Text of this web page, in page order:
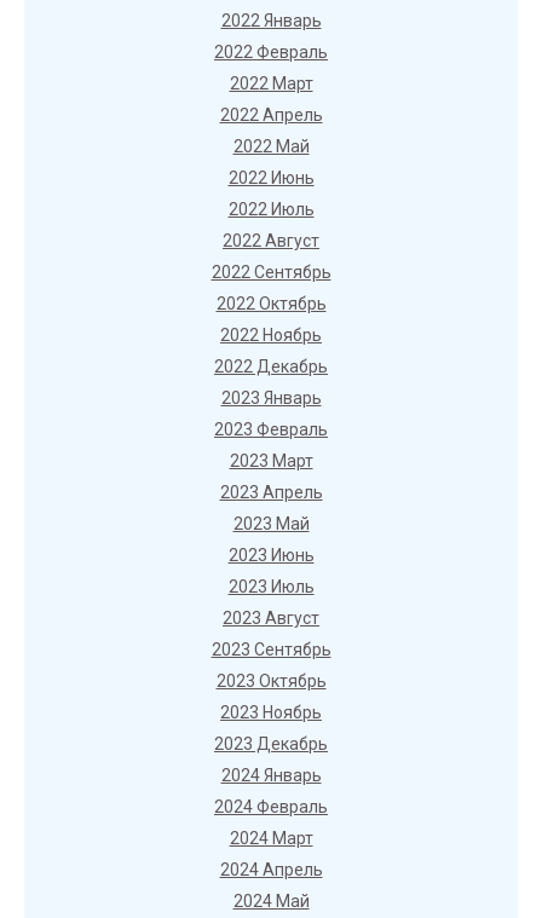
2022 Январь
2022 Февраль
2022 Март
2022 Апрель
2022 Май
2022 Июнь
2022 Июль
2022 Август
2022 Сентябрь
2022 Октябрь
2022 Ноябрь
2022 Декабрь
2023 Январь
2023 Февраль
2023 Март
2023 Апрель
2023 Май
2023 Июнь
2023 Июль
2023 Август
2023 Сентябрь
2023 Октябрь
2023 Ноябрь
2023 Декабрь
2024 Январь
2024 Февраль
2024 Март
2024 Апрель
2024 Май